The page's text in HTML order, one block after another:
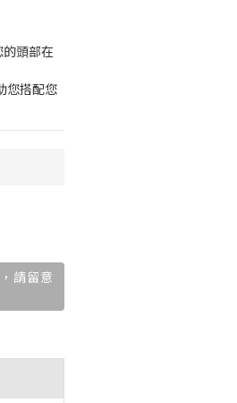
頭部在
您搭配您
請留意